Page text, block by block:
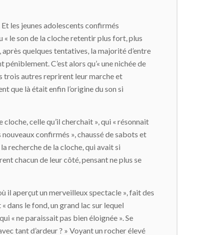
les jeunes adolescents confirmés
« le son de la cloche retentir plus fort, plus
quelques tentatives, la majorité d’entre
C’est alors qu’« une nichée de
trois autres reprirent leur marche et
que là était enfin l’origine du son si
celle qu’il cherchait », qui « résonnait
confirmés », chaussé de sabots et
recherche de la cloche, qui avait si
chacun de leur côté, pensant ne plus se
il aperçut un merveilleux spectacle », fait des
dans le fond, un grand lac sur lequel
« ne paraissait pas bien éloignée ». Se
tant d’ardeur ? » Voyant un rocher élevé